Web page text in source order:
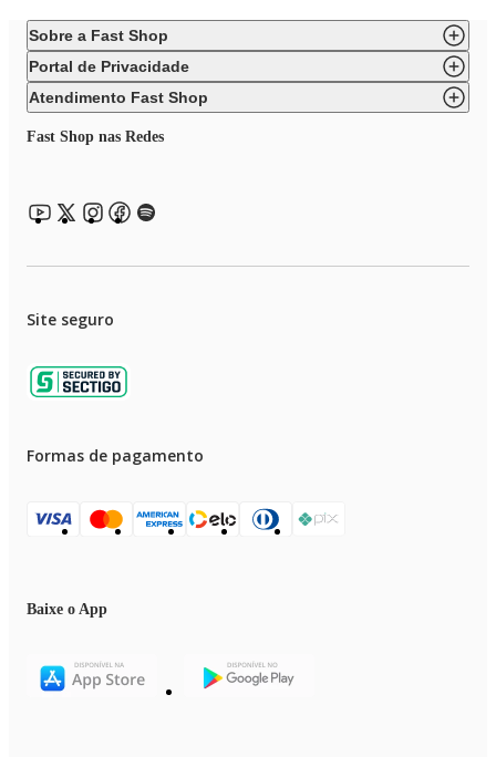
Sobre a Fast Shop
Portal de Privacidade
Atendimento Fast Shop
Fast Shop nas Redes
Site seguro
Formas de pagamento
Baixe o App